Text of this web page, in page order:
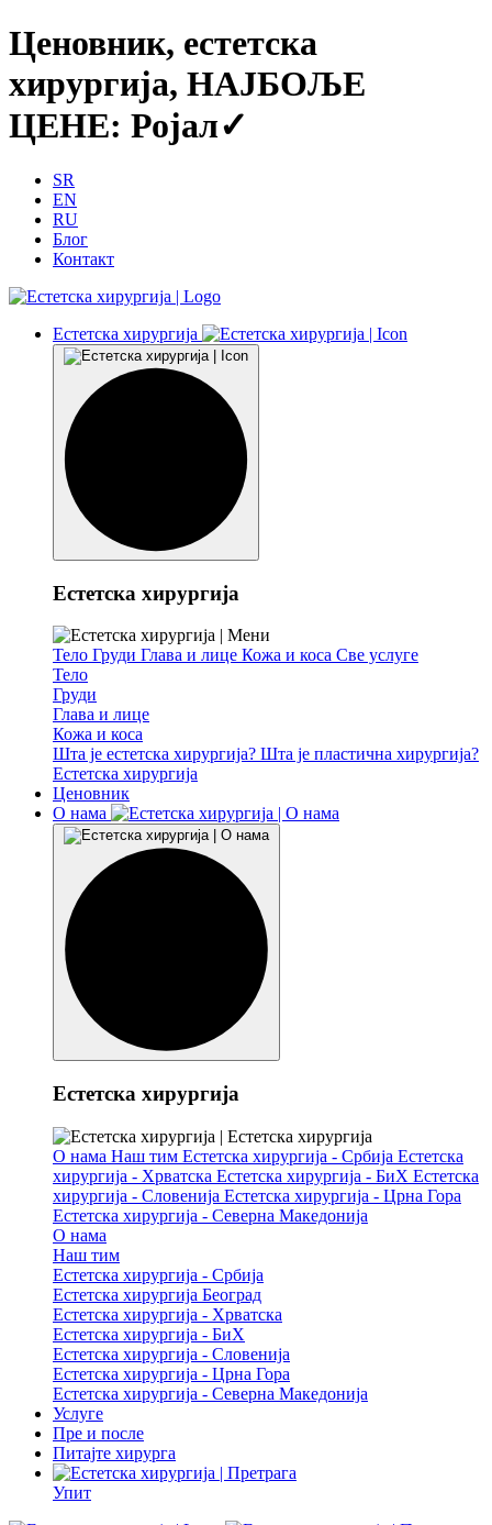
Ценовник, естетска
хирургија, НАЈБОЉЕ
ЦЕНЕ: Ројал✓
SR
EN
RU
Блог
Контакт
Естетска хирургија
Естетска хирургија
Тело Груди Глава и лице Кожа и коса Све услуге
Тело
Груди
Глава и лице
Кожа и коса
Шта је естетска хирургија? Шта је пластична хирургија?
Естетска хирургија
Ценовник
О нама
Естетска хирургија
О нама Наш тим Естетска хирургија - Србија Естетска
хирургија - Хрватска Естетска хирургија - БиХ Естетска
хирургија - Словенија Естетска хирургија - Црна Гора
Естетска хирургија - Северна Македонија
О нама
Наш тим
Естетска хирургија - Србија
Естетска хирургија Београд
Естетска хирургија - Хрватска
Естетска хирургија - БиХ
Естетска хирургија - Словенија
Естетска хирургија - Црна Гора
Естетска хирургија - Северна Македонија
Услуге
Пре и после
Питајте хирурга
Упит